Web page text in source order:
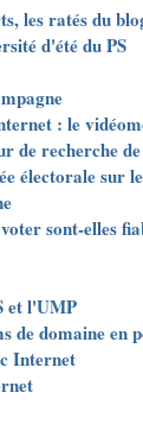
les ratés du
d'été du PS
: le
de recherche
électorale sur
sont-elles
et l'UMP
de domaine en
Internet